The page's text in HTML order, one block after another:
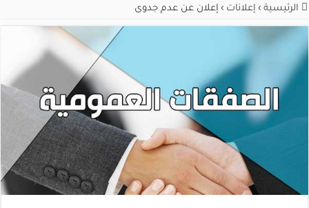
الرئيسية › إعلانات › إعلان عن عدم جدوى